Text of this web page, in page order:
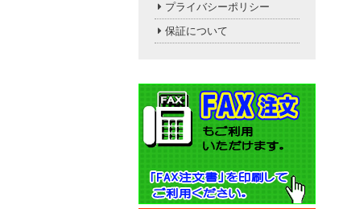
プライバシーポリシー
保証について